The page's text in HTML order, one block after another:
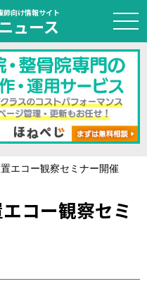
師向け情報サイト
ュース
エコー観察セミナー開催
コー観察セミ